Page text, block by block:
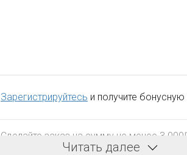
Зарегистрируйтесь и получите
Сделайте заказ на сумму не менее 3
компенсацию доставки.
Читать далее